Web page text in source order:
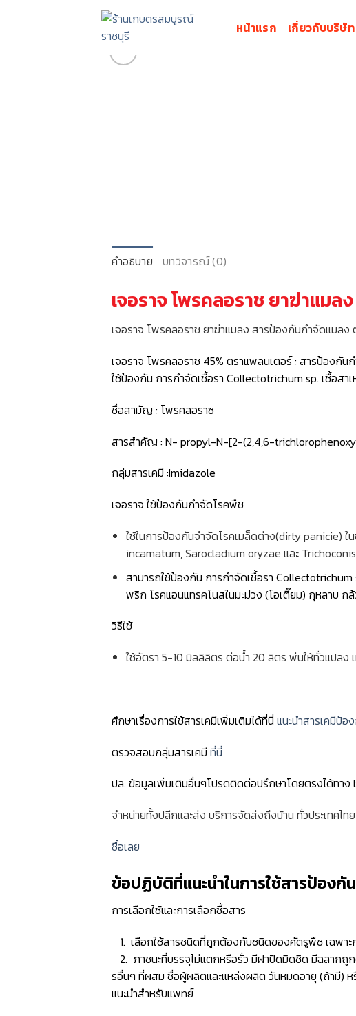
หน้าแรก เกี่ยวกับบริษัท
คำอธิบาย บทวิจารณ์ (0)
เจอราจ โพรคลอราช ยาฆ่าแม
เจอราจ โพรคลอราช ยาฆ่าแมลง สารป้องกันกำจัดแมล
เจอราจ โพรคลอราช 45% ตราแพลนเตอร์ : สารป้องกั
ใช้ป้องกัน การกำจัดเชื้อรา Collectotrichum sp. เชื้อส
ชื่อสามัญ : โพรคลอราซ
สารสำคัญ : N- propyl-N-[2-(2,4,6-
กลุ่มสารเคมี :Imidazole
เจอราจ ใช้ป้องกันกำจัดโรคพืช
ใช้ในการป้องกันจำจัดโรคเมล็ดต่าง(dirty panicie)
incamatum, Sarocladium oryzae และ
สามารถใช้ป้องกัน การกำจัดเชื้อรา
พริก โรคแอนแทรคโนสในมะม่วง (โอเตี๊ยม) กุหลาบ
วิธีใช้
ใช้อัตรา 5-10 มิลลิลิตร ต่อน้ำ 20 ลิตร พ่นให้ทั่วแปลง
ศึกษาเรื่องการใช้สารเคมีเพิ่มเติมได้ที่นี่ แนะนำสารเคมีป้
ตรวจสอบกลุ่มสารเคมี ที่นี่
ปล. ข้อมูลเพิ่มเติมอื่นๆโปรดติดต่อปรึกษาโดยตรงได้ทาง
จำหน่ายทั้งปลีกและส่ง บริการจัดส่งถึงบ้าน ทั่วประเทศไทย
ซื้อเลย
ข้อปฏิบัติที่แนะนำในการใช้สารป้อง
การเลือกใช้และการเลือกซื้อสาร
1. เลือกใช้สารชนิดที่ถูกต้องกับชนิดของศัตรูพืช เฉพา
2. ภาชนะที่บรรจุไม่แตกหรือรั่ว มีฝาปิดมิดชิด มีฉลาก
รอื่นๆ ที่ผสม ชื่อผู้ผลิตและแหล่งผลิต วันหมดอายุ (ถ้ามี) ห
แนะนำสำหรับแพทย์